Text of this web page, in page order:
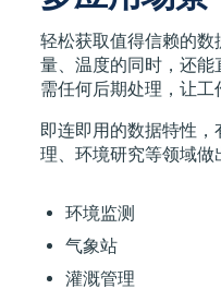
轻松获取值得信赖的
量、温度的同时，还
需任何后期处理，让工
即连即用的数据特性
理、环境研究等领域做
环境监测
气象站
灌溉管理